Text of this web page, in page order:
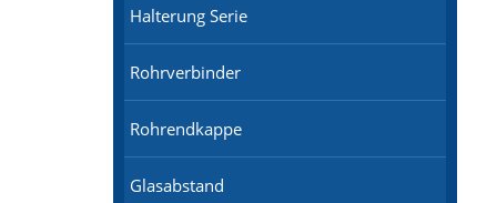
Halterung Serie
Rohrverbinder
Rohrendkappe
Glasabstand